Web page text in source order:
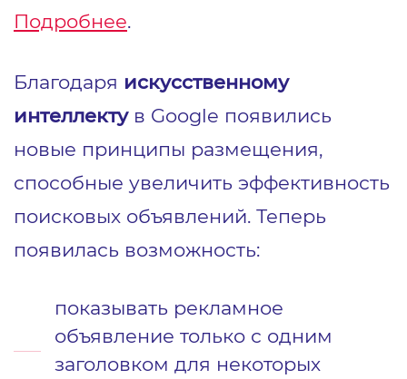
Подробнее.
Благодаря искусственному
интеллектув Google появились
новые принципы размещения,
способные увеличить эффективность
поисковых объявлений. Теперь
появилась возможность:
показывать рекламное
объявление только с одним
заголовком для некоторых